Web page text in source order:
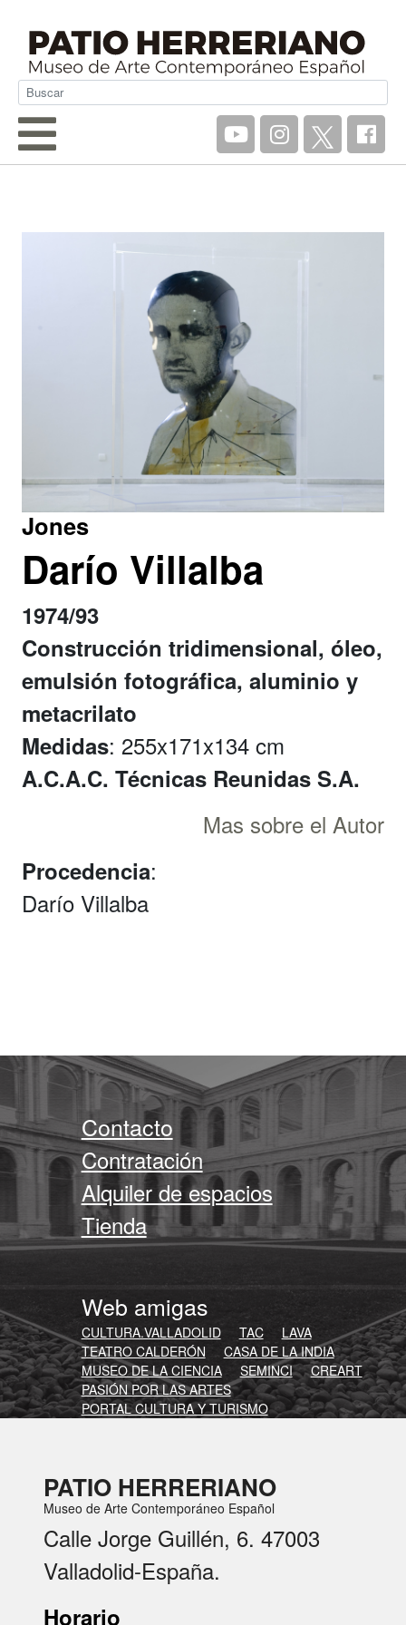
Jones
Darío Villalba
1974/93
Construcción tridimensional, óleo,
emulsión fotográfica, aluminio y
metacrilato
Medidas: 255x171x134 cm
A.C.A.C. Técnicas Reunidas S.A.
Mas sobre el Autor
Procedencia:
Darío Villalba
Contacto
Contratación
Alquiler de espacios
Tienda
Web amigas
CULTURA.VALLADOLID TAC
LAVA
TEATRO CALDERÓN
CASA DE LA INDIA
MUSEO DE LA CIENCIA
SEMINCI
CREART
PASIÓN POR LAS ARTES
PORTAL CULTURA Y TURISMO
PATIO HERRERIANO
Museo de Arte Contemporáneo Español
Calle Jorge Guillén, 6. 47003
Valladolid-España.
Horario